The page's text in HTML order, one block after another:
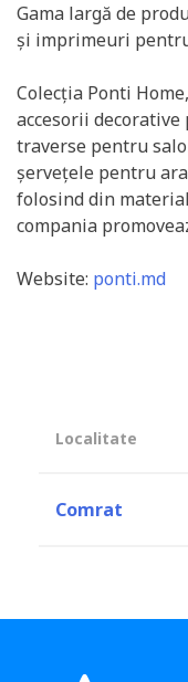
Gama largă de
și imprimeuri
Colecția Ponti
accesorii decorative
traverse pentru
șervețele pentru
folosind din
compania
Website: ponti.md
Localitate
Comrat